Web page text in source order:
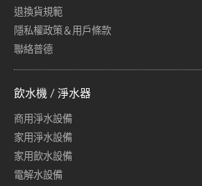
退換貨規範
隱私權政策＆用戶條款
聯絡普德
飲水機 / 淨水器
商用淨水設備
家用淨水設備
家用飲水設備
電解水設備